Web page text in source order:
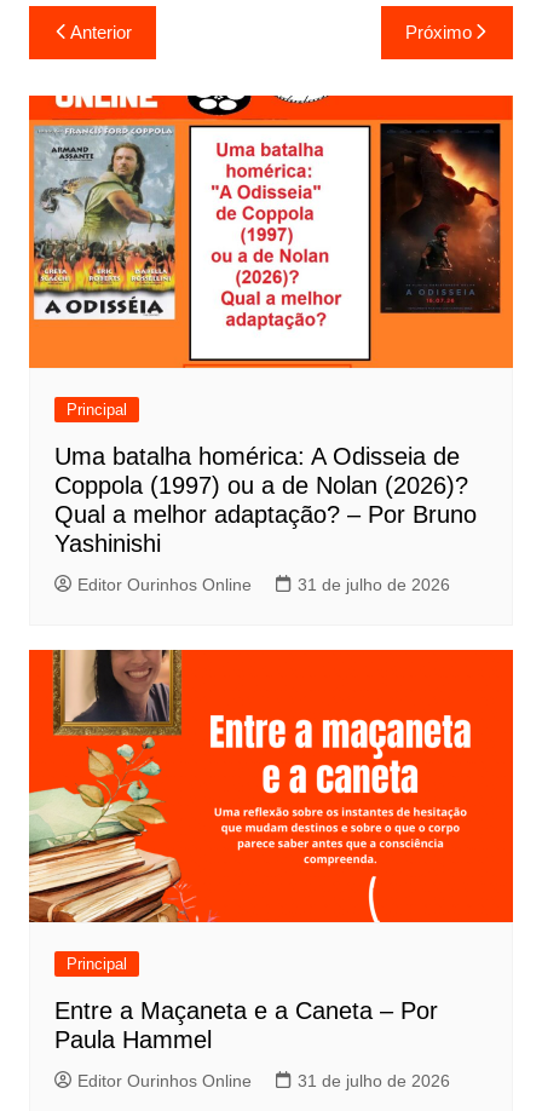
a
v
e
g
a
ç
ã
o
d
Anterior Próximo
Principal
Uma batalha homérica: A Odisseia de
Coppola (1997) ou a de Nolan (2026)?
Qual a melhor adaptação? – Por Bruno
Yashinishi
Editor Ourinhos Online 31 de julho de 2026
Principal
Entre a Maçaneta e a Caneta – Por
Paula Hammel
Editor Ourinhos Online 31 de julho de 2026